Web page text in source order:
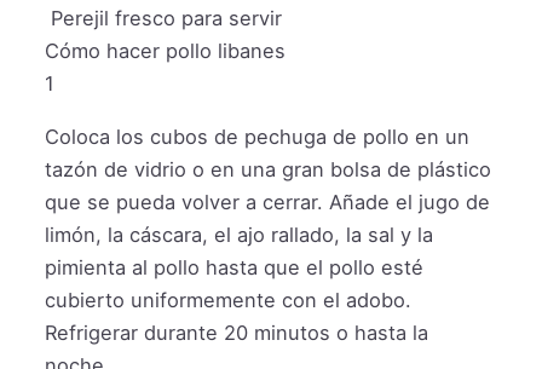
Perejil fresco para servir
Cómo hacer pollo libanes
1
Coloca los cubos de pechuga de pollo en un
tazón de vidrio o en una gran bolsa de plástico
que se pueda volver a cerrar. Añade el jugo de
limón, la cáscara, el ajo rallado, la sal y la
pimienta al pollo hasta que el pollo esté
cubierto uniformemente con el adobo.
Refrigerar durante 20 minutos o hasta la